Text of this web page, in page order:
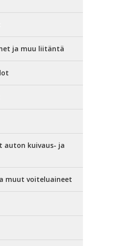
ja muu liitäntä
kuivaus- ja
muut voiteluaineet